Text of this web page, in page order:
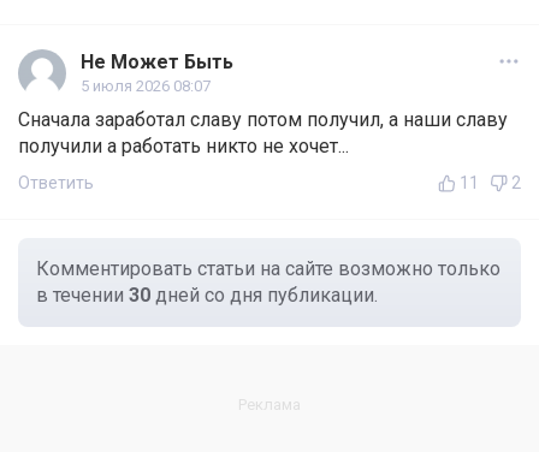
Не Может Быть
5 июля 2026 08:07
Сначала заработал славу потом получил, а наши славу
получили а работать никто не хочет...
Ответить 11 2
Комментировать статьи на сайте возможно только
в течении 30 дней со дня публикации.